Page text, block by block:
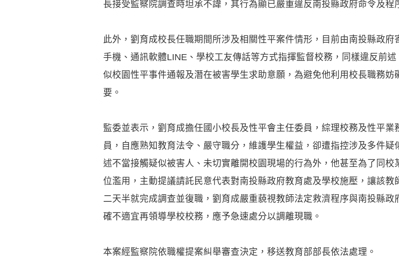
長接受監察院調查時坦承不諱，其行為顯已嚴重違反南投縣政府命令及程
此外，劉育成校長任職期間所涉及相關性平案件情形，目前由南投縣政
手機、通訊軟體LINE、學校工友傳話等方式指揮監督校務，同樣違反前
似校園性平事件通報及潛在被害學生求助意願，為避免他利用校長職務
要。
監委並表示，劉育成擔任國小校長及性平會主任委員，綜理校務及性平
員，自應熟知教育法令、嚴守職分，維護學生權益，卻遭指控涉及多件
述不當接觸疑似被害人、未切實離開校園現場的行為外，他甚至為了同
位濫用，主動提議請託民意代表對南投縣政府教育處及學校施壓，讓該教
二天半就完成調查並復職，劉育成嚴重藐視教師法定救濟程序與南投縣政
確不適宜再領導學校校務，應予急速處分以調離現職。
本案經監察院依職權提案糾舉審查決定，移送教育部部長依法處理。